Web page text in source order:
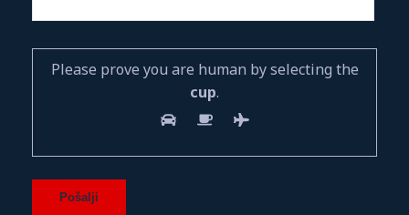
Please prove you are human by selecting the
cup.